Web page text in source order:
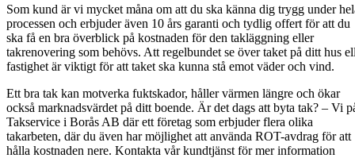
Som kund är vi mycket måna om att du ska känna dig trygg under
processen och erbjuder även 10 års garanti och tydlig offert för att du
ska få en bra överblick på kostnaden för den takläggning eller
takrenovering som behövs. Att regelbundet se över taket på ditt hus
fastighet är viktigt för att taket ska kunna stå emot väder och vind.
Ett bra tak kan motverka fuktskador, håller värmen längre och ökar
också marknadsvärdet på ditt boende. Är det dags att byta tak? – Vi
Takservice i Borås AB där ett företag som erbjuder flera olika
takarbeten, där du även har möjlighet att använda ROT-avdrag för att
hålla kostnaden nere. Kontakta vår kundtjänst för mer information